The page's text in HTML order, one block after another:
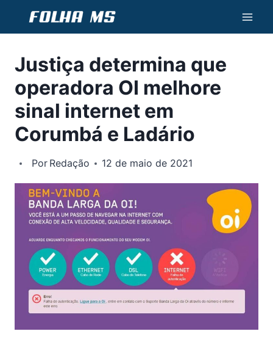
Conteúdo
Justiça determina que
operadora OI melhore
sinal internet em
Corumbá e Ladário
Por Redação 12 de maio de 2021